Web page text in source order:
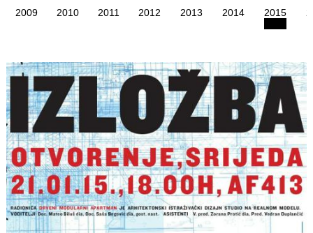
2009 2010 2011 2012 2013 2014 2015